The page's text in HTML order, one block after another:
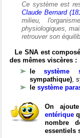
Ce système est
Claude Bernard
milieu,
physiologiques,
retrouver son
Le SNA est
des mêmes viscères :
lesystème
sympathique),
le système
On
entérique
nombre
essentiels